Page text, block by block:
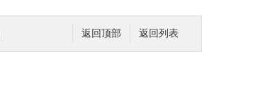
返回列表
返回顶部